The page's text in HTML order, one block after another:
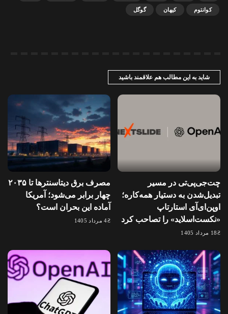
کوانتوم کیهان گوگل
شاید به این مطالب هم علاقمند باشید
چت‌جی‌پی‌تی در مسیر
تبدیل‌شدن به دستیار همه‌کاره؛
اوپن‌ای‌آی استارتاپ
«نکست‌اسلاید» را تصاحب کرد
18 مرداد 1405
مصرف برق دیتاسنترها تا ۲۰۳۵
چهار برابر می‌شود؛ آمریکا
آماده این بحران است؟
4 مرداد 1405